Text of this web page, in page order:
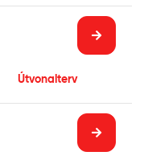
Útvonalterv